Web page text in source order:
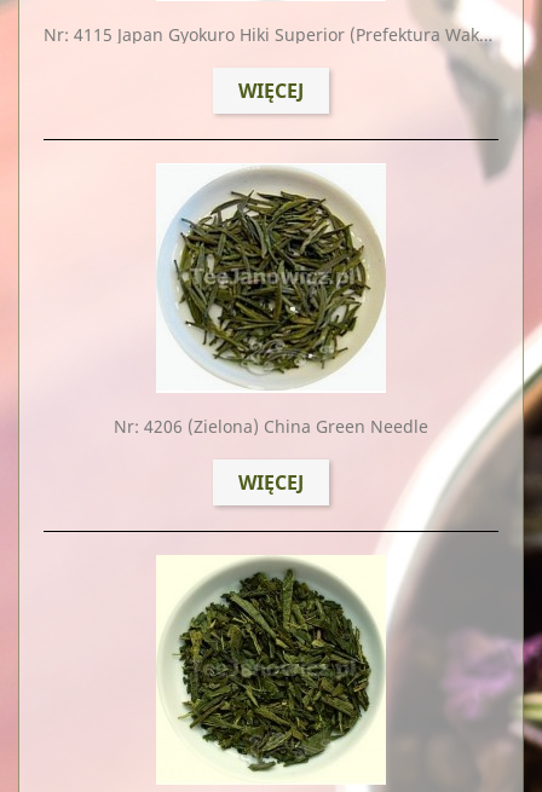
Nr: 4115 Japan Gyokuro Hiki Superior (prefektura Wakayama) Specjał
WIĘCEJ
Nr: 4206 (zielona) China Green Needle
WIĘCEJ